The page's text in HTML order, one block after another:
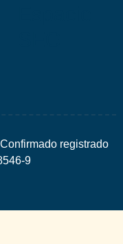
registrado
9